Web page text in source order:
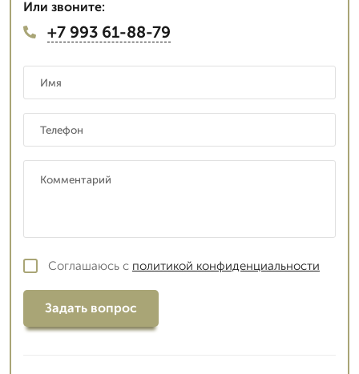
Или звоните:
+7 993 61-88-79
Соглашаюсь с политикой конфиденциальности
Задать вопрос